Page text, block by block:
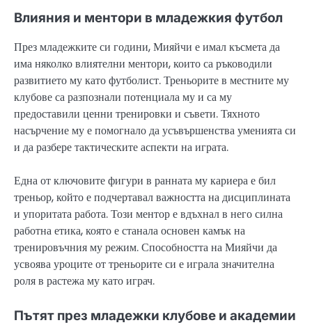
Влияния и ментори в младежкия футбол
През младежките си години, Мияйчи е имал късмета да
има няколко влиятелни ментори, които са ръководили
развитието му като футболист. Треньорите в местните му
клубове са разпознали потенциала му и са му
предоставили ценни тренировки и съвети. Тяхното
насърчение му е помогнало да усъвършенства уменията си
и да разбере тактическите аспекти на играта.
Една от ключовите фигури в ранната му кариера е бил
треньор, който е подчертавал важността на дисциплината
и упоритата работа. Този ментор е вдъхнал в него силна
работна етика, която е станала основен камък на
тренировъчния му режим. Способността на Мияйчи да
усвоява уроците от треньорите си е играла значителна
роля в растежа му като играч.
Пътят през младежки клубове и академии